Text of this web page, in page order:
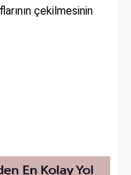
çekilmesinin